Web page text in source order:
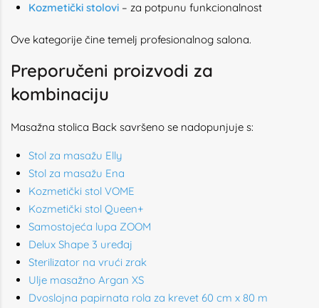
Kozmetički stolovi – za potpunu funkcionalnost
Ove kategorije čine temelj profesionalnog salona.
Preporučeni proizvodi za
kombinaciju
Masažna stolica Back savršeno se nadopunjuje s:
Stol za masažu Elly
Stol za masažu Ena
Kozmetički stol VOME
Kozmetički stol Queen+
Samostojeća lupa ZOOM
Delux Shape 3 uređaj
Sterilizator na vrući zrak
Ulje masažno Argan XS
Dvoslojna papirnata rola za krevet 60 cm x 80 m